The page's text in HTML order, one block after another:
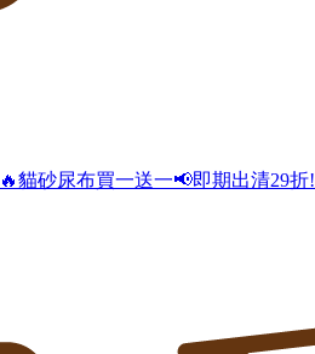
🔥貓砂尿布買一送一📢即期出清29折!